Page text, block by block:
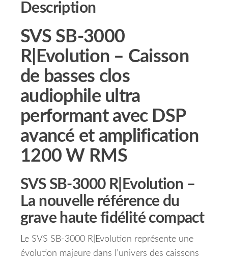
Description
SVS SB-3000
R|Evolution – Caisson
de basses clos
audiophile ultra
performant avec DSP
avancé et amplification
1200 W RMS
SVS SB-3000 R|Evolution –
La nouvelle référence du
grave haute fidélité compact
Le SVS SB-3000 R|Evolution représente une
évolution majeure dans l’univers des caissons